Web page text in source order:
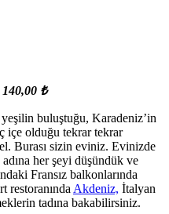
140,00 ₺
buluştuğu, Karadeniz’in
içe olduğu tekrar tekrar
Burası sizin eviniz. Evinizde
her şeyi düşündük ve
Fransız balkonlarında
restoranında Akdeniz, İtalyan
tadına bakabilirsiniz.